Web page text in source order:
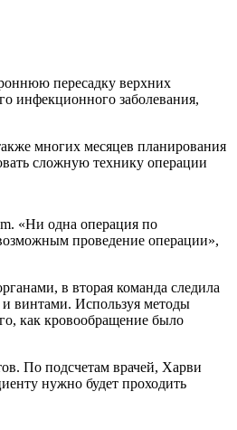
пересадку верхних
инфекционного заболевания,
многих месяцев планирования
сложную технику операции
«Ни одна операция по
проведение операции»,
в вторая команда следила
винтами. Используя методы
как кровообращение было
По подсчетам врачей, Харви
нужно будет проходить